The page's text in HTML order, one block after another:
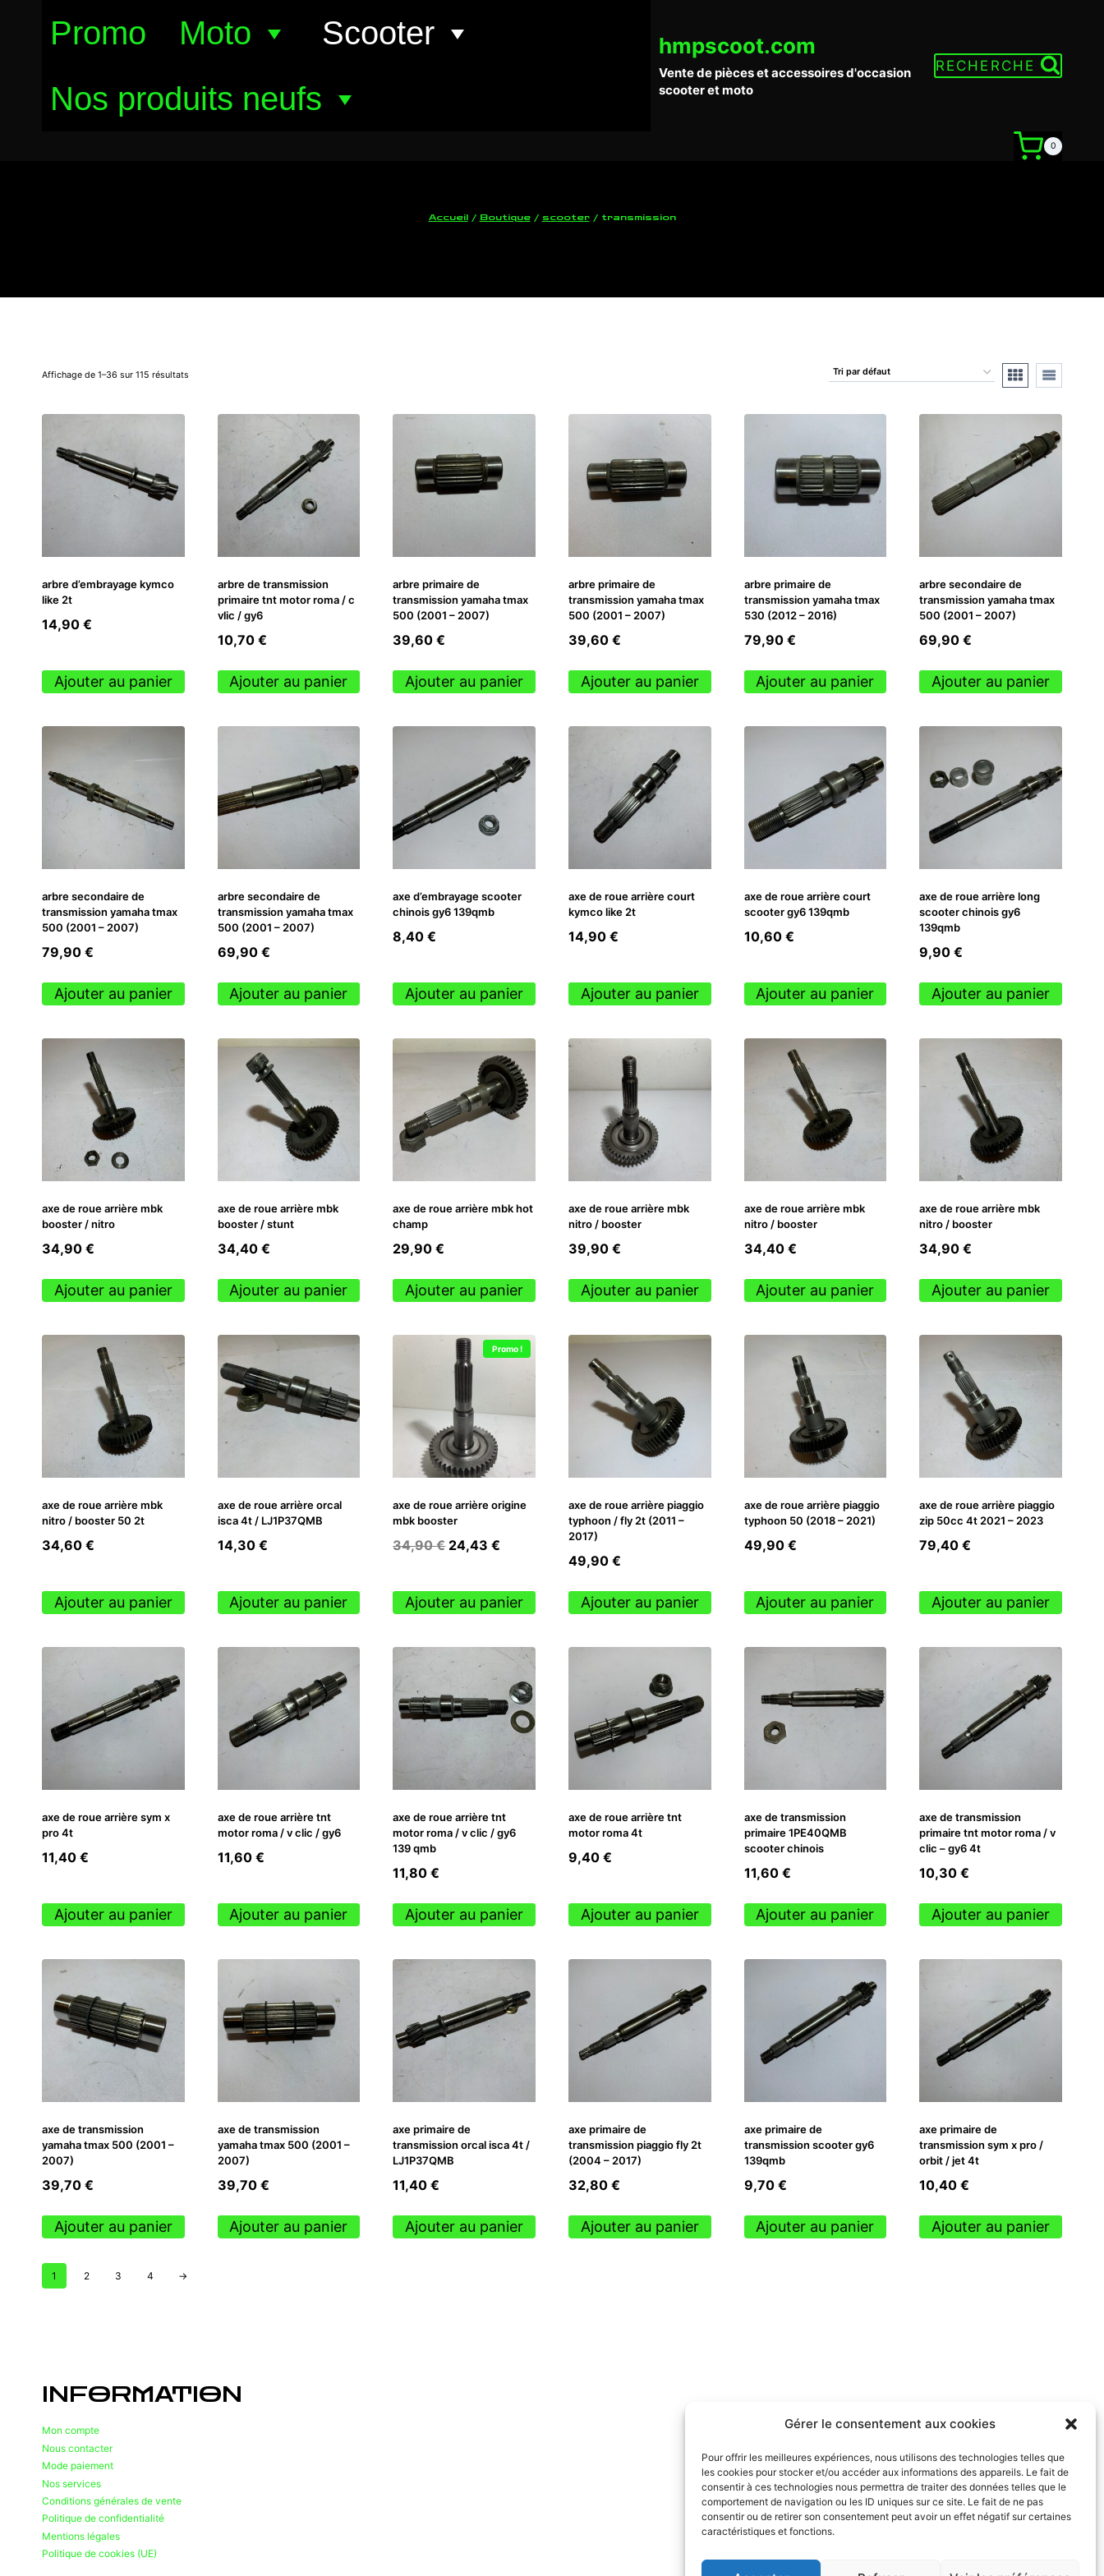
Gérer le consentement aux cookies
Pour offrir les meilleures expériences, nous utilisons des technologies telles que
les cookies pour stocker et/ou accéder aux informations des appareils. Le fait de
consentir à ces technologies nous permettra de traiter des données telles que le
comportement de navigation ou les ID uniques sur ce site. Le fait de ne pas
consentir ou de retirer son consentement peut avoir un effet négatif sur certaines
caractéristiques et fonctions.
Promo Moto
Scooter
Nos produits neufs
hmpscoot.com
Vente de pièces et accessoires d'occasion
scooter et moto
RECHERCHE
0
Accueil / Boutique / scooter / transmission
Affichage de 1–36 sur 115 résultats
arbre d’embrayage kymco
like 2t
14,90 €
Ajouter au panier
arbre de transmission
primaire tnt motor roma / c
vlic / gy6
10,70 €
Ajouter au panier
arbre primaire de
transmission yamaha tmax
500 (2001 – 2007)
39,60€
Ajouter au panier
arbre primaire de
transmission yamaha tmax
500 (2001 – 2007)
39,60 €
Ajouter au panier
arbre primaire de
transmission yamaha tmax
530 (2012 – 2016)
79,90 €
Ajouter au panier
arbre secondaire de
transmission yamaha tmax
500 (2001 – 2007)
69,90€
Ajouter au panier
arbre secondaire de
transmission yamaha tmax
500 (2001 – 2007)
79,90 €
Ajouter au panier
arbre secondaire de
transmission yamaha tmax
500 (2001 – 2007)
69,90 €
Ajouter au panier
axe d’embrayage scooter
chinois gy6 139qmb
8,40€
Ajouter au panier
axe de roue arrière court
kymco like 2t
14,90 €
Ajouter au panier
axe de roue arrière court
scooter gy6 139qmb
10,60 €
Ajouter au panier
axe de roue arrière long
scooter chinois gy6
139qmb
9,90€
Ajouter au panier
axe de roue arrière mbk
booster / nitro
34,90 €
Ajouter au panier
axe de roue arrière mbk
booster / stunt
34,40 €
Ajouter au panier
axe de roue arrière mbk hot
champ
29,90€
Ajouter au panier
axe de roue arrière mbk
nitro / booster
39,90 €
Ajouter au panier
axe de roue arrière mbk
nitro / booster
34,40 €
Ajouter au panier
axe de roue arrière mbk
nitro / booster
34,90€
Ajouter au panier
axe de roue arrière mbk
nitro / booster 50 2t
34,60 €
Ajouter au panier
axe de roue arrière orcal
isca 4t / LJ1P37QMB
14,30 €
Ajouter au panier
Promo !
axe de roue arrière origine
mbk booster
34,90€ Le
était :
24,43€
est :
Ajouter au panier
axe de roue arrière piaggio
typhoon / fly 2t (2011 –
2017)
49,90 €
Ajouter au panier
axe de roue arrière piaggio
typhoon 50 (2018 – 2021)
49,90 €
Ajouter au panier
axe de roue arrière piaggio
zip 50cc 4t 2021 – 2023
79,40€
Ajouter au panier
axe de roue arrière sym x
pro 4t
11,40 €
Ajouter au panier
axe de roue arrière tnt
motor roma / v clic / gy6
11,60 €
Ajouter au panier
axe de roue arrière tnt
motor roma / v clic / gy6
139 qmb
11,80€
Ajouter au panier
axe de roue arrière tnt
motor roma 4t
9,40 €
Ajouter au panier
axe de transmission
primaire 1PE40QMB
scooter chinois
11,60 €
Ajouter au panier
axe de transmission
primaire tnt motor roma / v
clic – gy6 4t
10,30€
Ajouter au panier
axe de transmission
yamaha tmax 500 (2001 –
2007)
39,70 €
Ajouter au panier
axe de transmission
yamaha tmax 500 (2001 –
2007)
39,70 €
Ajouter au panier
axe primaire de
transmission orcal isca 4t /
LJ1P37QMB
11,40€
Ajouter au panier
axe primaire de
transmission piaggio fly 2t
(2004 – 2017)
32,80 €
Ajouter au panier
axe primaire de
transmission scooter gy6
139qmb
9,70 €
Ajouter au panier
axe primaire de
transmission sym x pro /
orbit / jet 4t
10,40€
Ajouter au panier
1 2 3 4 →
INFORMATION
Mon compte
Nous contacter
Mode paiement
Nos services
Conditions générales de vente
Politique de confidentialité
Mentions légales
Politique de cookies (UE)